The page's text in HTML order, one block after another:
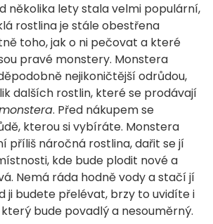
několika lety stala velmi populární,
rostlina je stále obestřena
toho, jak o ni pečovat a které
pravé monstery. Monstera
nejikoničtější odrůdou,
dalších rostlin, které se prodávají
. Před nákupem se
kterou si vybíráte. Monstera
příliš náročná rostlina, dařit se jí
kde bude plodit nové a
Nemá ráda hodně vody a stačí jí
ji budete přelévat, brzy to uvidíte i
bude povadlý a nesouměrný.